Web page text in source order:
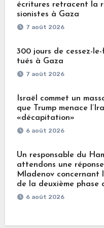
écritures retracent la
sionistes à Gaza
7 août 2026
300 jours de cessez-
tués à Gaza
7 août 2026
Israël commet un
que Trump menace
«décapitation»
6 août 2026
Un responsable du
attendons une
Mladenov
de la deuxième phase
6 août 2026